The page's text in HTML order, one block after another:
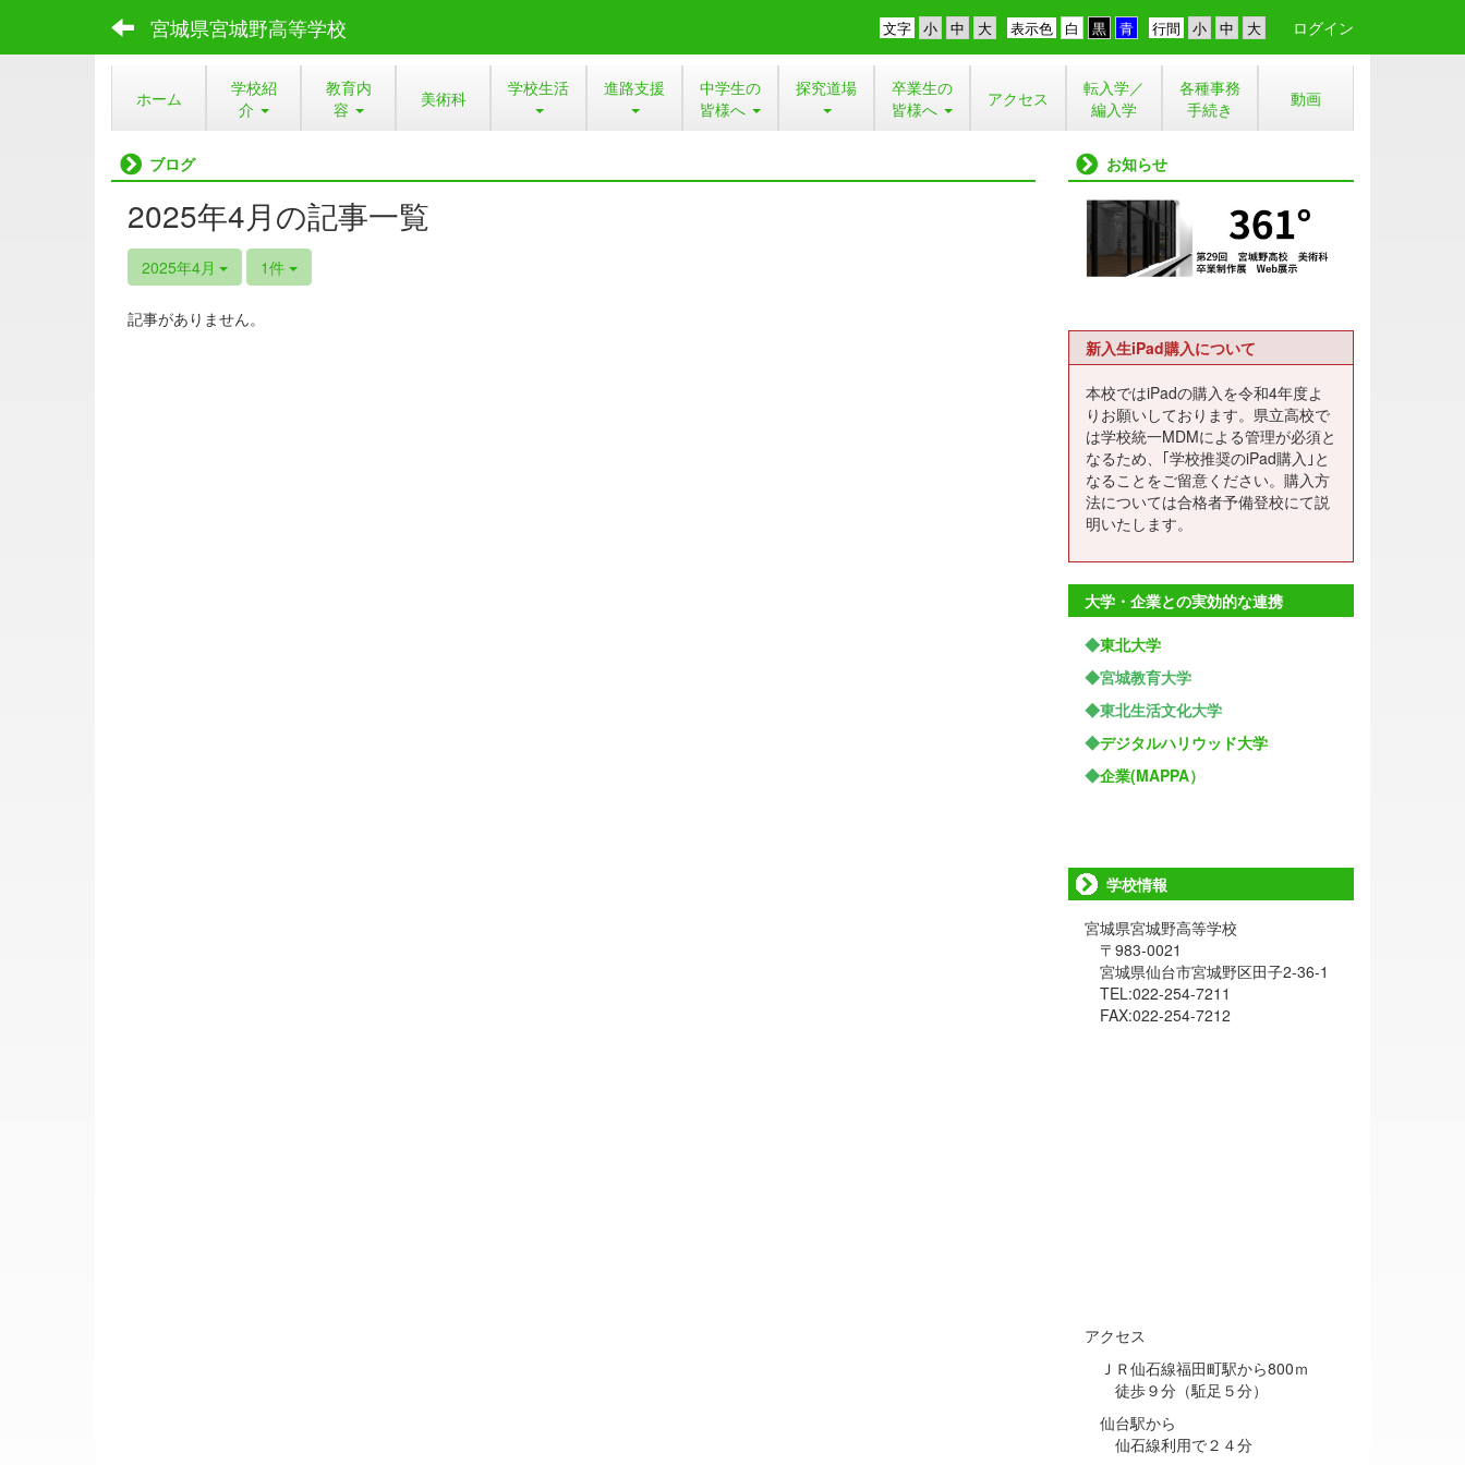
宮城県宮城野高等学校 行間
表示色
文字 ログイン
ホーム
学校紹
介
教育内
容
美術科 学校生活 進路支援
中学生の
皆様へ
探究道場
卒業生の
皆様へ
アクセス
転入学／
編入学
各種事務
手続き
動画
ブログ
2025年4月の記事一覧
2025年4月 1件
記事がありません。
お知らせ
新入生iPad購入について
本校ではiPadの購入を令和4年度よ
りお願いしております。県立高校で
は学校統一MDMによる管理が必須と
なるため、｢学校推奨のiPad購入｣と
なることをご留意ください。購入方
法については合格者予備登校にて説
明いたします。
大学・企業との実効的な連携
◆東北大学
◆宮城教育大学
◆東北生活文化大学
◆デジタルハリウッド大学
◆企業(MAPPA）
学校情報
宮城県宮城野高等学校
〒983-0021
宮城県仙台市宮城野区田子2-36-1
TEL:022-254-7211
FAX:022-254-7212
アクセス
ＪＲ仙石線福田町駅から800ｍ
徒歩９分（駈足５分）
仙台駅から
仙石線利用で２４分